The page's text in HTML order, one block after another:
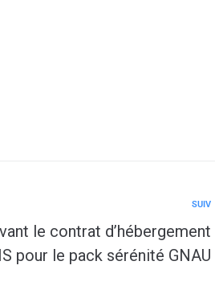
SUIV
le contrat d’hébergement
pour le pack sérénité GNAU